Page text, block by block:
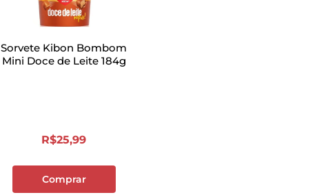
Sorvete Kibon Bombom
Mini Doce de Leite 184g
R$25,99
Comprar